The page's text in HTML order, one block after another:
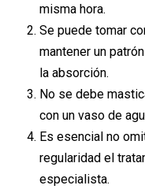
misma hora.
Se puede tomar
mantener un
la absorción.
No se debe
con un vaso de
Es esencial no
regularidad el
especialista.